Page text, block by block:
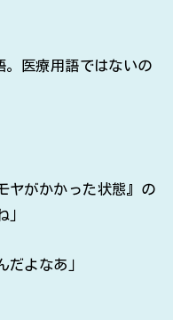
。医療用語ではないの
ヤがかかった状態』の
」
だよなあ」